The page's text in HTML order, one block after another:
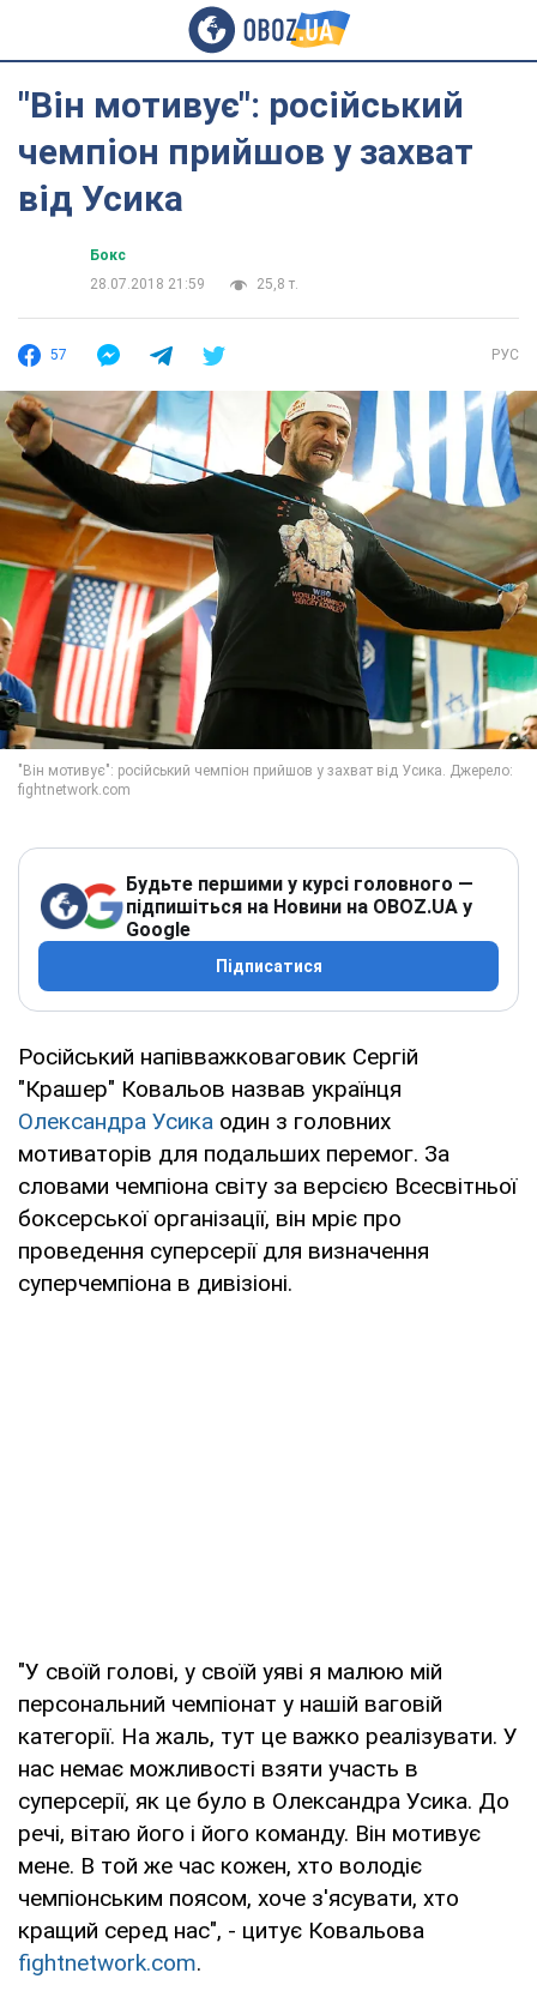
"Він мотивує": російський
чемпіон прийшов у захват
від Усика
Бокс
28.07.2018 21:59
25,8 т.
57 РУС
Будьте першими у курсі головного —
підпишіться на Новини на OBOZ.UA у
Google
Підписатися
Російський напівважковаговик Сергій
"Крашер" Ковальов назвав українця
Олександра Усика один з головних
мотиваторів для подальших перемог. За
словами чемпіона світу за версією Всесвітньої
боксерської організації, він мріє про
проведення суперсерії для визначення
суперчемпіона в дивізіоні.
"У своїй голові, у своїй уяві я малюю мій
персональний чемпіонат у нашій ваговій
категорії. На жаль, тут це важко реалізувати. У
нас немає можливості взяти участь в
суперсерії, як це було в Олександра Усика. До
речі, вітаю його і його команду. Він мотивує
мене. В той же час кожен, хто володіє
чемпіонським поясом, хоче з'ясувати, хто
кращий серед нас", - цитує Ковальова
fightnetwork.com.